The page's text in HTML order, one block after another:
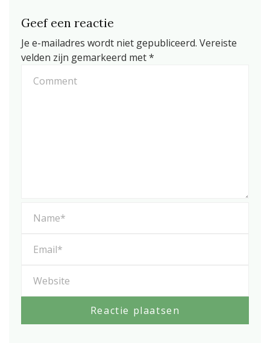
Geef een reactie
Je e-mailadres wordt niet gepubliceerd. Vereiste
velden zijn gemarkeerd met*